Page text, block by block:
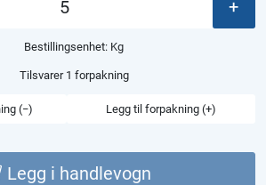
+
Bestillingsenhet: Kg
Tilsvarer 1 forpakning
(−) Legg til forpakning (+)
Legg i handlevogn